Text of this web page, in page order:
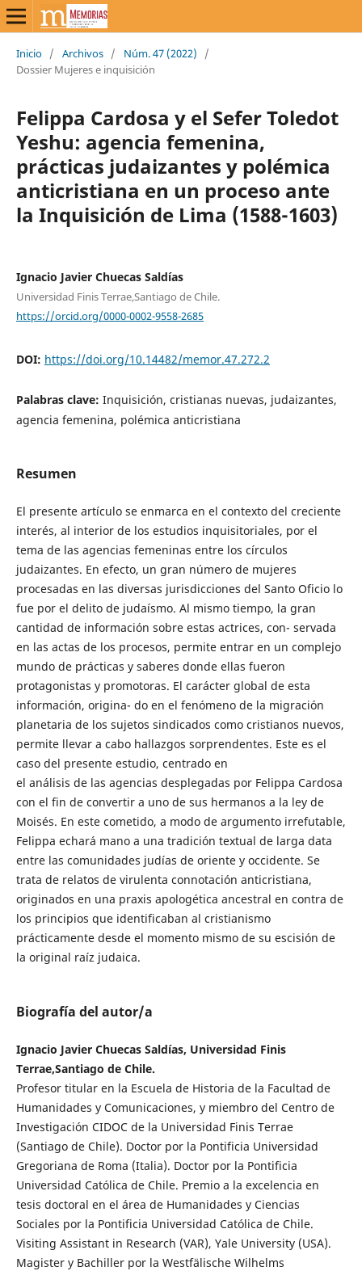
Inicio / Archivos / Núm. 47 (2022)
/
Dossier Mujeres e inquisición
Felippa Cardosa y el Sefer Toledot
Yeshu: agencia femenina,
prácticas judaizantes y polémica
anticristiana en un proceso ante
la Inquisición de Lima (1588-1603)
Ignacio Javier Chuecas Saldías
Universidad Finis Terrae,Santiago de Chile.
https://orcid.org/0000-0002-9558-2685
DOI: https://doi.org/10.14482/memor.47.272.2
Palabras clave: Inquisición, cristianas nuevas, judaizantes,
agencia femenina, polémica anticristiana
Resumen
El presente artículo se enmarca en el contexto del creciente
interés, al interior de los estudios inquisitoriales, por el
tema de las agencias femeninas entre los círculos
judaizantes. En efecto, un gran número de mujeres
procesadas en las diversas jurisdicciones del Santo Oficio lo
fue por el delito de judaísmo. Al mismo tiempo, la gran
cantidad de información sobre estas actrices, con- servada
en las actas de los procesos, permite entrar en un complejo
mundo de prácticas y saberes donde ellas fueron
protagonistas y promotoras. El carácter global de esta
información, origina- do en el fenómeno de la migración
planetaria de los sujetos sindicados como cristianos nuevos,
permite llevar a cabo hallazgos sorprendentes. Este es el
caso del presente estudio, centrado en
el análisis de las agencias desplegadas por Felippa Cardosa
con el fin de convertir a uno de sus hermanos a la ley de
Moisés. En este cometido, a modo de argumento irrefutable,
Felippa echará mano a una tradición textual de larga data
entre las comunidades judías de oriente y occidente. Se
trata de relatos de virulenta connotación anticristiana,
originados en una praxis apologética ancestral en contra de
los principios que identificaban al cristianismo
prácticamente desde el momento mismo de su escisión de
la original raíz judaica.
Biografía del autor/a
Ignacio Javier Chuecas Saldías, Universidad Finis
Terrae,Santiago de Chile.
Profesor titular en la Escuela de Historia de la Facultad de
Humanidades y Comunicaciones, y miembro del Centro de
Investigación CIDOC de la Universidad Finis Terrae
(Santiago de Chile). Doctor por la Pontificia Universidad
Gregoriana de Roma (Italia). Doctor por la Pontificia
Universidad Católica de Chile. Premio a la excelencia en
tesis doctoral en el área de Humanidades y Ciencias
Sociales por la Pontificia Universidad Católica de Chile.
Visiting Assistant in Research (VAR), Yale University (USA).
Magister y Bachiller por la Westfälische Wilhelms